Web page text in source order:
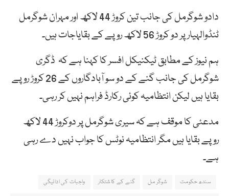
دادو شوگرمل کی جانب تین کروڑ 44 لاکھ اور مہران شوگرمل
ٹنڈوالہیار پر دو کروڑ 56 لاکھ روپے کے بقایاجات ہیں۔
ہم نیوز کے مطابق ٹیکنیکل افسر کا کہنا ہے کہ ڈگری
شوگرمل کی جانب گنے کے دو سو آبادگاروں کے 26 کروڑ روپے
بقایا ہیں لیکن انتظامیہ کوئی رکارڈ فراہم نہیں کر رہی۔
مدعئی کا موقف ہے کہ سیری شوگرمل پر دوکروڑ 44 لاکھ
روپے بقایا ہیں مگر انتظامیہ نوٹس کا جواب نہیں دے رہی
ہے۔
سندھ حکومت شوگر مل گنے کے کاشتکار واجبات کی ادائیگی